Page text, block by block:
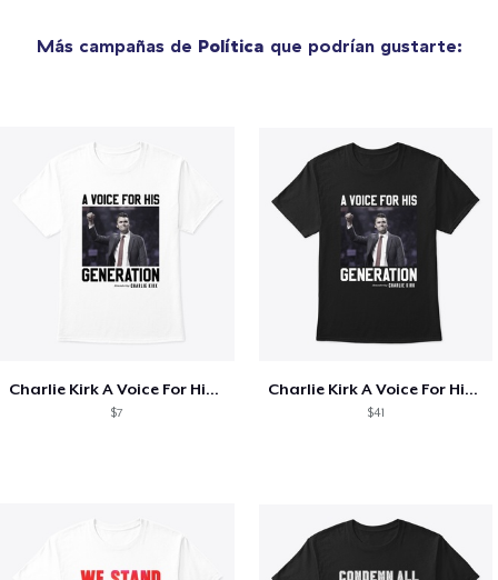
Más campañas de Política que podrían gustarte:
Charlie Kirk A Voice For His Generation
$7
Charlie Kirk A Voice For His Generation
$41